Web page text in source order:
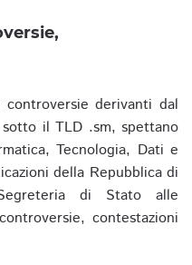
derivanti dal
il TLD .sm, spettano
Tecnologia, Dati e
della Repubblica di
di Stato alle
contestazioni